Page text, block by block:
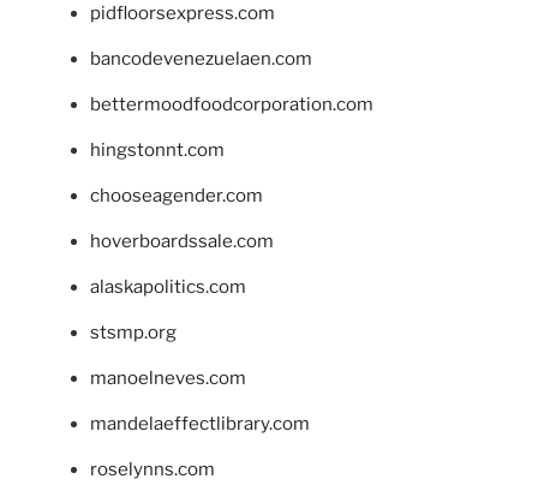
pidfloorsexpress.com
bancodevenezuelaen.com
bettermoodfoodcorporation.com
hingstonnt.com
chooseagender.com
hoverboardssale.com
alaskapolitics.com
stsmp.org
manoelneves.com
mandelaeffectlibrary.com
roselynns.com